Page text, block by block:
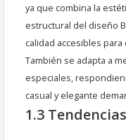
ya que combina la
estructural del diseño
calidad accesibles para
También se adapta a
especiales,
casual y elegante
1.3